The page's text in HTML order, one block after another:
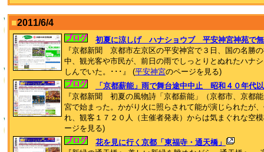
■2011/6/4
初夏に涼しげ ハナショウブ 平安神宮神苑で
『京都新聞 京都市左京区の平安神宮で３日、国の名勝
中、観光客や市民が、前日の雨でしっとりとぬれたハナ
しんでいた。･･･』 (平安神宮のページを見る)
「京都薪能」雨で舞台途中中止 昭和４０年代
『京都新聞 初夏の風物詩「京都薪能」（京都市、京都
宮で始まった。かがり火に照らされて能が演じられたが
れ、観客１７２０人（主催者発表）からは気まぐれな空
ージを見る)
花を見に行く京都「東福寺・通天橋」